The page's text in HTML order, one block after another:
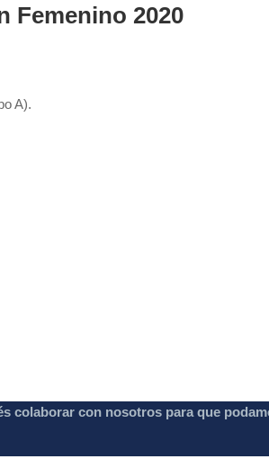
Femenino 2020
A).
colaborar con nosotros para que